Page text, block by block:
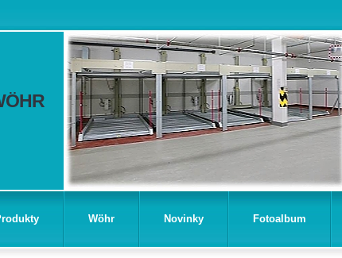
Wöhr Novinky Fotoalbum